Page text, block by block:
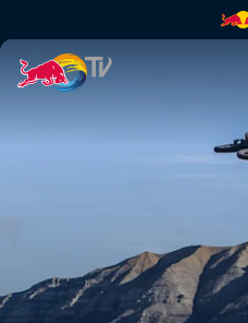
North of